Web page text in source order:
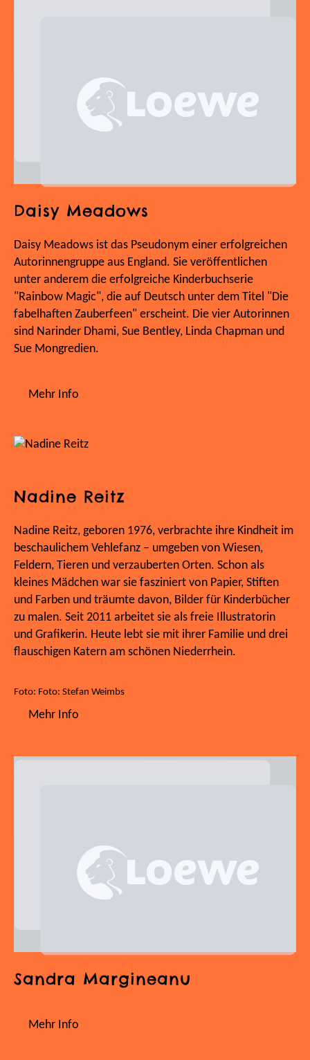
Daisy Meadows
Daisy Meadows ist das Pseudonym einer erfolgreichen
Autorinnengruppe aus England. Sie veröffentlichen
unter anderem die erfolgreiche Kinderbuchserie
"Rainbow Magic", die auf Deutsch unter dem Titel "Die
fabelhaften Zauberfeen" erscheint. Die vier Autorinnen
sind Narinder Dhami, Sue Bentley, Linda Chapman und
Sue Mongredien.
Mehr Info
Nadine Reitz
Nadine Reitz, geboren 1976, verbrachte ihre Kindheit im
beschaulichem Vehlefanz – umgeben von Wiesen,
Feldern, Tieren und verzauberten Orten. Schon als
kleines Mädchen war sie fasziniert von Papier, Stiften
und Farben und träumte davon, Bilder für Kinderbücher
zu malen. Seit 2011 arbeitet sie als freie Illustratorin
und Grafikerin. Heute lebt sie mit ihrer Familie und drei
flauschigen Katern am schönen Niederrhein.
Foto: Foto: Stefan Weimbs
Mehr Info
Sandra Margineanu
Mehr Info